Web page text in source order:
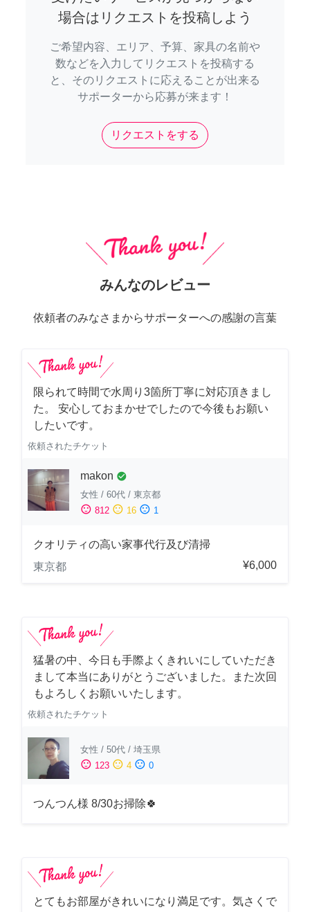
場合はリクエストを投稿しよう
ご希望内容、エリア、予算、家具の名前や
数などを入力してリクエストを投稿する
と、そのリクエストに応えることが出来る
サポーターから応募が来ます！
リクエストをする
みんなのレビュー
依頼者のみなさまからサポーターへの感謝の言葉
限られて時間で水周り3箇所丁寧に対応頂きまし
た。 安心しておまかせでしたので今後もお願い
したいです。
依頼されたチケット
makon check_circle
女性 / 60代 / 東京都
sentiment_satisfied 812 sentiment_neutral 16 sentiment_dissatisfied 1
クオリティの高い家事代行及び清掃
東京都
¥6,000
猛暑の中、今日も手際よくきれいにしていただき
まして本当にありがとうございました。また次回
もよろしくお願いいたします。
依頼されたチケット
女性 / 50代 / 埼玉県
sentiment_satisfied 123 sentiment_neutral 4 sentiment_dissatisfied 0
つんつん様 8/30お掃除🍀
とてもお部屋がきれいになり満足です。気さくで